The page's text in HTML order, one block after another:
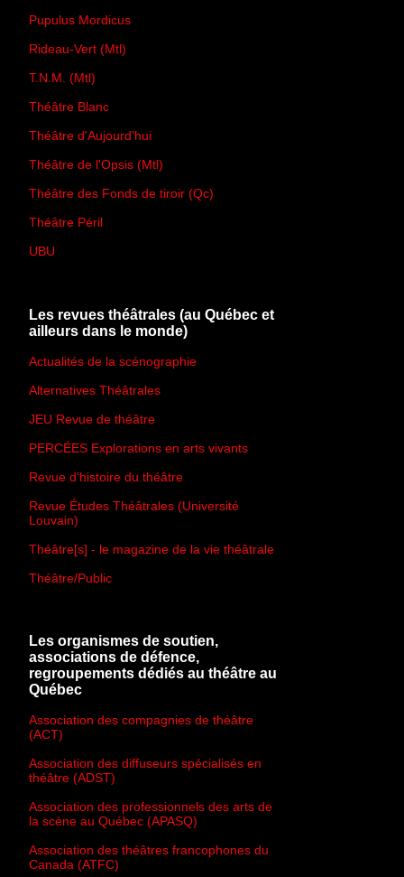
Pupulus Mordicus
Rideau-Vert (Mtl)
T.N.M. (Mtl)
Théâtre Blanc
Théâtre d'Aujourd'hui
Théâtre de l'Opsis (Mtl)
Théâtre des Fonds de tiroir (Qc)
Théâtre Péril
UBU
Les revues théâtrales (au Québec et
ailleurs dans le monde)
Actualités de la scénographie
Alternatives Théâtrales
JEU Revue de théâtre
PERCÉES Explorations en arts vivants
Revue d'histoire du théâtre
Revue Études Théâtrales (Université
Louvain)
Théâtre[s] - le magazine de la vie théâtrale
Théâtre/Public
Les organismes de soutien,
associations de défence,
regroupements dédiés au théâtre au
Québec
Association des compagnies de théâtre
(ACT)
Association des diffuseurs spécialisés en
théâtre (ADST)
Association des professionnels des arts de
la scène au Québec (APASQ)
Association des théâtres francophones du
Canada (ATFC)